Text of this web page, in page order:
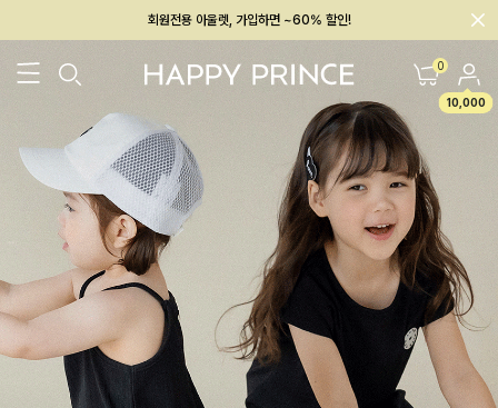
회원전용 아울렛, 가입하면 ~60% 할인!
멤버십 최대 28,000원 혜택 0
10,000
26SS 신상 BEST BABY[6~12M] 아우터/상의 하의/레깅스